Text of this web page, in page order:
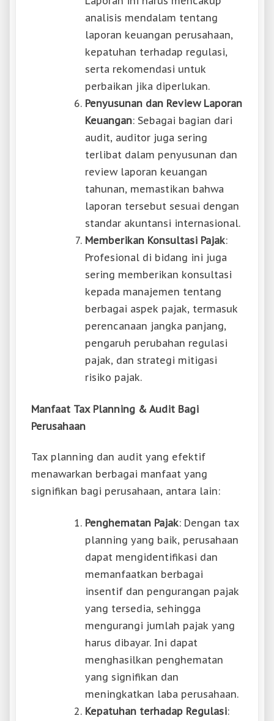
analisis mendalam tentang
laporan keuangan perusahaan,
kepatuhan terhadap regulasi,
serta rekomendasi untuk
perbaikan jika diperlukan.
Penyusunan dan Review Laporan
Keuangan: Sebagai bagian dari
audit, auditor juga sering
terlibat dalam penyusunan dan
review laporan keuangan
tahunan, memastikan bahwa
laporan tersebut sesuai dengan
standar akuntansi internasional.
Memberikan Konsultasi Pajak:
Profesional di bidang ini juga
sering memberikan konsultasi
kepada manajemen tentang
berbagai aspek pajak, termasuk
perencanaan jangka panjang,
pengaruh perubahan regulasi
pajak, dan strategi mitigasi
risiko pajak.
Manfaat Tax Planning & Audit Bagi
Perusahaan
Tax planning dan audit yang efektif
menawarkan berbagai manfaat yang
signifikan bagi perusahaan, antara lain:
Penghematan Pajak: Dengan tax
planning yang baik, perusahaan
dapat mengidentifikasi dan
memanfaatkan berbagai
insentif dan pengurangan pajak
yang tersedia, sehingga
mengurangi jumlah pajak yang
harus dibayar. Ini dapat
menghasilkan penghematan
yang signifikan dan
meningkatkan laba perusahaan.
Kepatuhan terhadap Regulasi: